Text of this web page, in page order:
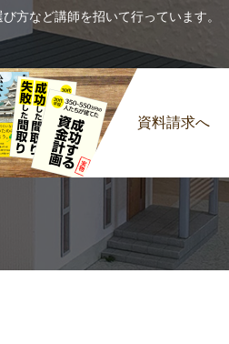
方など講師を招いて行っています。
資料請求へ